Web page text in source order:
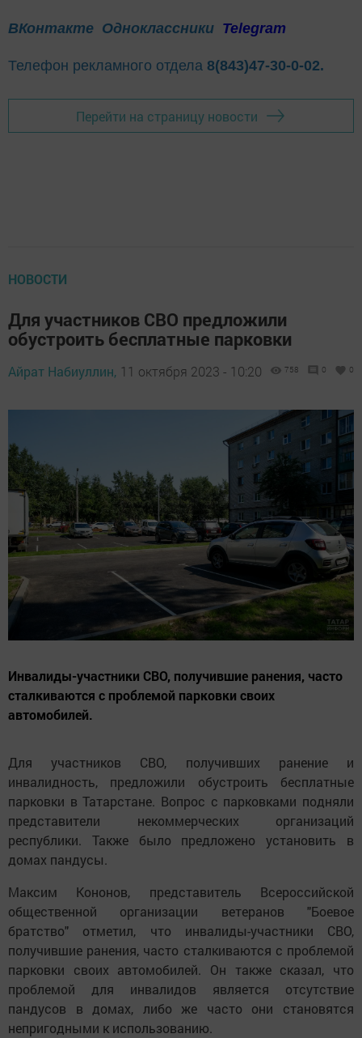
ВКонтакте Одноклассники Telegram
Телефон рекламного отдела 8(843)47-30-0-02.
Перейти на страницу новости
НОВОСТИ
Для участников СВО предложили
обустроить бесплатные парковки
Айрат Набиуллин, 11 октября 2023 - 10:20 758 0 0
Инвалиды-участники СВО, получившие ранения, часто
сталкиваются с проблемой парковки своих
автомобилей.
Для участников СВО, получивших ранение и
инвалидность, предложили обустроить бесплатные
парковки в Татарстане. Вопрос с парковками подняли
представители некоммерческих организаций
республики. Также было предложено установить в
домах пандусы.
Максим Кононов, представитель Всероссийской
общественной организации ветеранов "Боевое
братство" отметил, что инвалиды-участники СВО,
получившие ранения, часто сталкиваются с проблемой
парковки своих автомобилей. Он также сказал, что
проблемой для инвалидов является отсутствие
пандусов в домах, либо же часто они становятся
непригодными к использованию.